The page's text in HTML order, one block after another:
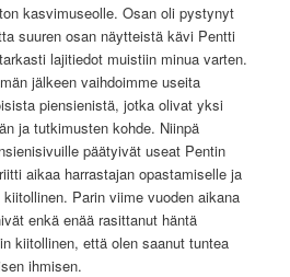
kasvimuseolle. Osan oli pystynyt
suuren osan näytteistä kävi Pentti
lajitiedot muistiin minua varten.
jälkeen vaihdoimme useita
piensienistä, jotka olivat yksi
ja tutkimusten kohde. Niinpä
päätyivät useat Pentin
aikaa harrastajan opastamiselle ja
Parin viime vuoden aikana
enkä enää rasittanut häntä
kiitollinen, että olen saanut tuntea
ihmisen.